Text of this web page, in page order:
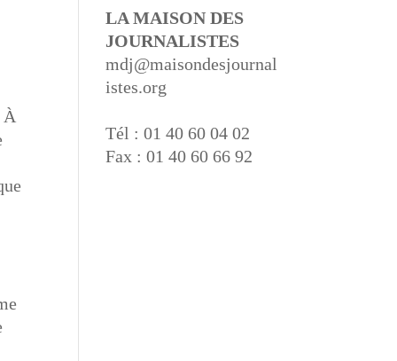
À
LA MAISON DES
JOURNALISTES
mdj@maisondesjournal
istes.org
Tél : 01 40 60 04 02
Fax : 01 40 60 66 92